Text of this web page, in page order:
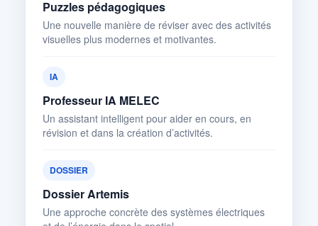
Puzzles pédagogiques
Une nouvelle manière de réviser avec des activités
visuelles plus modernes et motivantes.
IA
Professeur IA MELEC
Un assistant intelligent pour aider en cours, en
révision et dans la création d’activités.
DOSSIER
Dossier Artemis
Une approche concrète des systèmes électriques